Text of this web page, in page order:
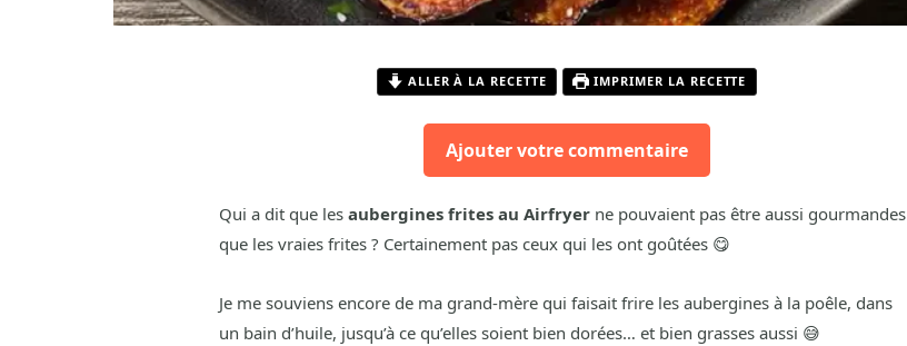
ALLER À LA RECETTE IMPRIMER LA RECETTE
Ajouter votre commentaire
Qui a dit que les aubergines frites au Airfryerne pouvaient pas être aussi gourmandes
que les vraies frites ? Certainement pas ceux qui les ont goûtées 😋
Je me souviens encore de ma grand-mère qui faisait frire les aubergines à la poêle, dans
un bain d’huile, jusqu’à ce qu’elles soient bien dorées… et bien grasses aussi 😅